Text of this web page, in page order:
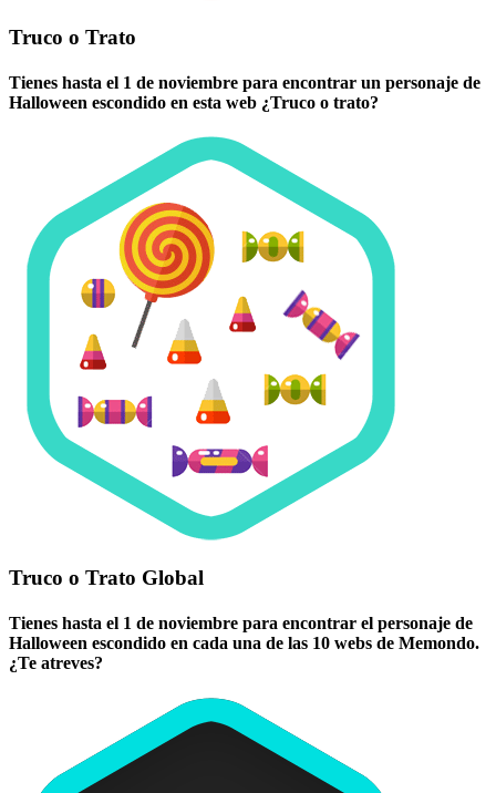
Truco o Trato
Tienes hasta el 1 de noviembre para encontrar un personaje de
Halloween escondido en esta web ¿Truco o trato?
Truco o Trato Global
Tienes hasta el 1 de noviembre para encontrar el personaje de
Halloween escondido en cada una de las 10 webs de Memondo.
¿Te atreves?